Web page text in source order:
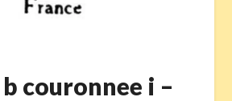
couronnee i –